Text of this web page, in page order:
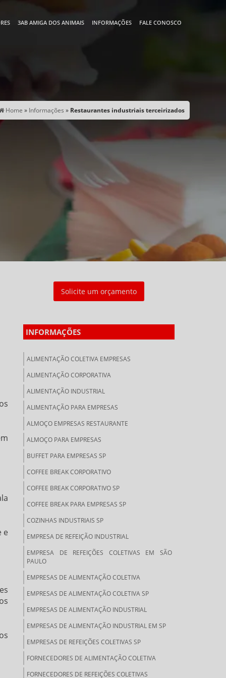
3AB AMIGA DOS ANIMAIS INFORMAÇÕES FALE CONOSCO
Home » Informações » Restaurantes industriais terceirizados
e
Solicite um orçamento
INFORMAÇÕES
ALIMENTAÇÃO COLETIVA EMPRESAS
ALIMENTAÇÃO CORPORATIVA
ALIMENTAÇÃO INDUSTRIAL
ALIMENTAÇÃO PARA EMPRESAS
ALMOÇO EMPRESAS RESTAURANTE
ALMOÇO PARA EMPRESAS
BUFFET PARA EMPRESAS SP
COFFEE BREAK CORPORATIVO
COFFEE BREAK CORPORATIVO SP
COFFEE BREAK PARA EMPRESAS SP
COZINHAS INDUSTRIAIS SP
EMPRESA DE REFEIÇÃO INDUSTRIAL
EMPRESA DE REFEIÇÕES COLETIVAS EM SÃO
PAULO
EMPRESAS DE ALIMENTAÇÃO COLETIVA
EMPRESAS DE ALIMENTAÇÃO COLETIVA SP
EMPRESAS DE ALIMENTAÇÃO INDUSTRIAL
EMPRESAS DE ALIMENTAÇÃO INDUSTRIAL EM SP
EMPRESAS DE REFEIÇÕES COLETIVAS SP
FORNECEDORES DE ALIMENTAÇÃO COLETIVA
FORNECEDORES DE REFEIÇÕES COLETIVAS